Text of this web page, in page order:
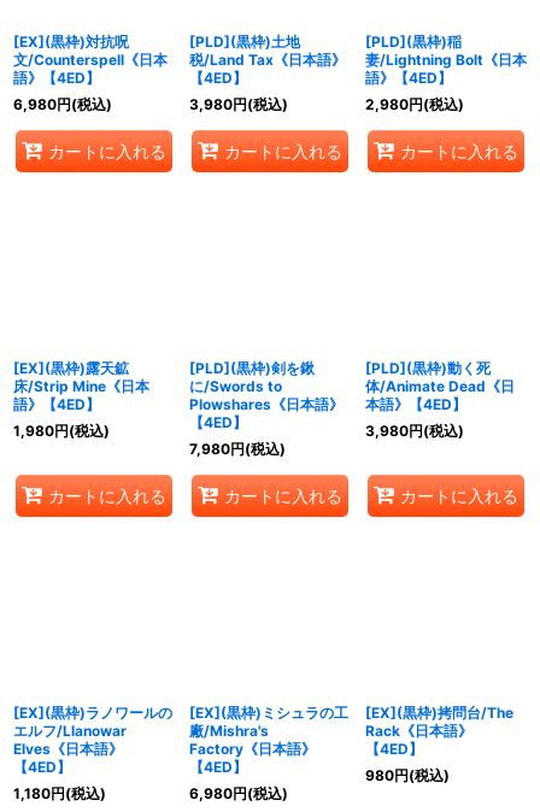
[EX](黒枠)対抗呪
文/Counterspell《日本
語》【4ED】
6,980円(税込)
カートに入れる
[PLD](黒枠)土地
税/Land Tax《日本語》
【4ED】
3,980円(税込)
カートに入れる
[PLD](黒枠)稲
妻/Lightning Bolt《日本
語》【4ED】
2,980円(税込)
カートに入れる
[EX](黒枠)露天鉱
床/Strip Mine《日本
語》【4ED】
1,980円(税込)
カートに入れる
[PLD](黒枠)剣を鍬
に/Swords to
Plowshares《日本語》
【4ED】
7,980円(税込)
カートに入れる
[PLD](黒枠)動く死
体/Animate Dead《日
本語》【4ED】
3,980円(税込)
カートに入れる
[EX](黒枠)ラノワールの
エルフ/Llanowar
Elves《日本語》
【4ED】
1,180円(税込)
[EX](黒枠)ミシュラの工
廠/Mishra's
Factory《日本語》
【4ED】
6,980円(税込)
[EX](黒枠)拷問台/The
Rack《日本語》
【4ED】
980円(税込)